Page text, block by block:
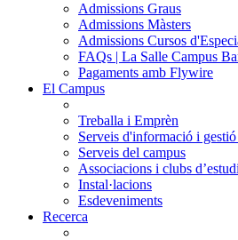
Admissions Graus
Admissions Màsters
Admissions Cursos
FAQs | La Salle Campus
Pagaments amb Flywire
El Campus
Treballa i Emprèn
Serveis d'informació i gestió
Serveis del campus
Associacions i clubs
Instal·lacions
Esdeveniments
Recerca